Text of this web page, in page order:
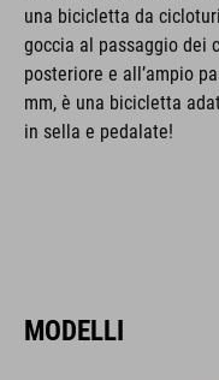
una bicicletta da
goccia al passaggio dei
posteriore e all’ampio
mm, è una bicicletta
in sella e pedalate!
MODELLI